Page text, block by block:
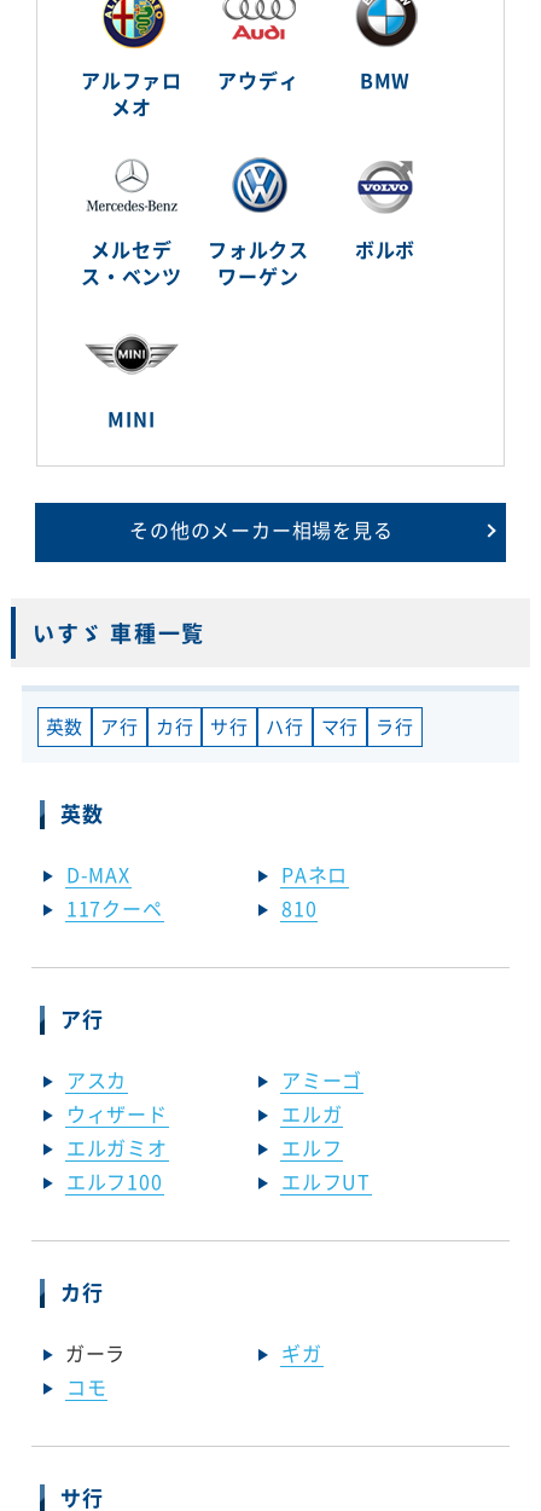
アルファロ
メオ
アウディ BMW
メルセデ
ス・ベンツ
フォルクス
ワーゲン
ボルボ
MINI
その他のメーカー相場を見る
いすゞ 車種一覧
英数 ア行 カ行 サ行 ハ行 マ行 ラ行
英数
D-MAX
PAネロ
117クーペ
810
ア行
アスカ
アミーゴ
ウィザード
エルガ
エルガミオ
エルフ
エルフ100
エルフUT
カ行
ガーラ
ギガ
コモ
サ行